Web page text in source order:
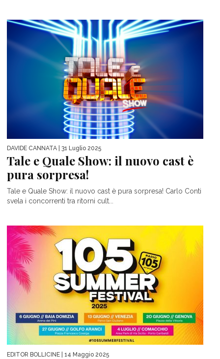
DAVIDE CANNATA | 31 Luglio 2025
Tale e Quale Show: il nuovo cast è
pura sorpresa!
Tale e Quale Show: il nuovo cast è pura sorpresa! Carlo Conti
svela i concorrenti tra ritorni cult...
EDITOR BOLLICINE | 14 Maggio 2025